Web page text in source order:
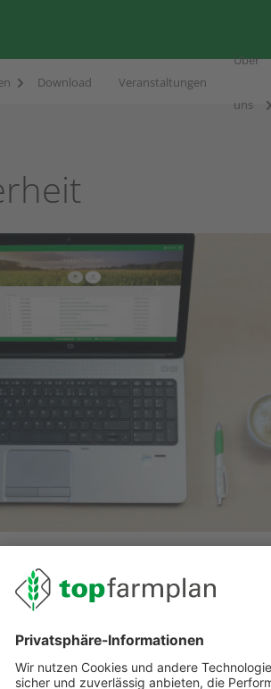
Download Veranstaltungen
Über
uns
in top farmplan
vom papierarmen Büro. Du möchtest die
Nase voll ständig nach Dokumenten zu
brauchst, aber aufbewahren musst? Wir